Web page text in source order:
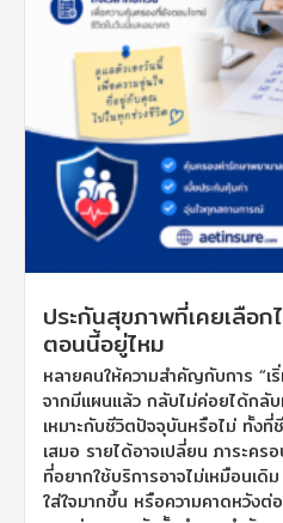
ประกันสุขภาพที่เคยเลือก
ตอนนี้อยู่ไหม
หลายคนให้ความสำคัญกับการ “
จากมีแผนแล้ว กลับไม่ค่อยได้กลั
เหมาะกับชีวิตปัจจุบันหรือไม่ ทั้งที่
เสมอ รายได้อาจเปลี่ยน ภาระคร
ที่อยากใช้บริการอาจไม่เหมือนเ
ใส่ใจมากขึ้น หรือความคาดหวังต่